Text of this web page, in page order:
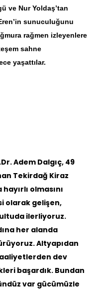
ve Nur Yoldaş’tan
sunuculuğunu
rağmen izleyenlere
sahne
yaşattılar.
Adem Dalgıç, 49
Tekirdağ Kiraz
olmasını
olarak gelişen,
ilerliyoruz.
her alanda
Altyapıdan
dev
başardık. Bundan
var gücümüzle